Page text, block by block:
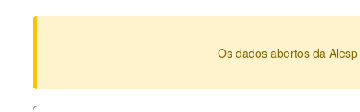
Os dados abertos da